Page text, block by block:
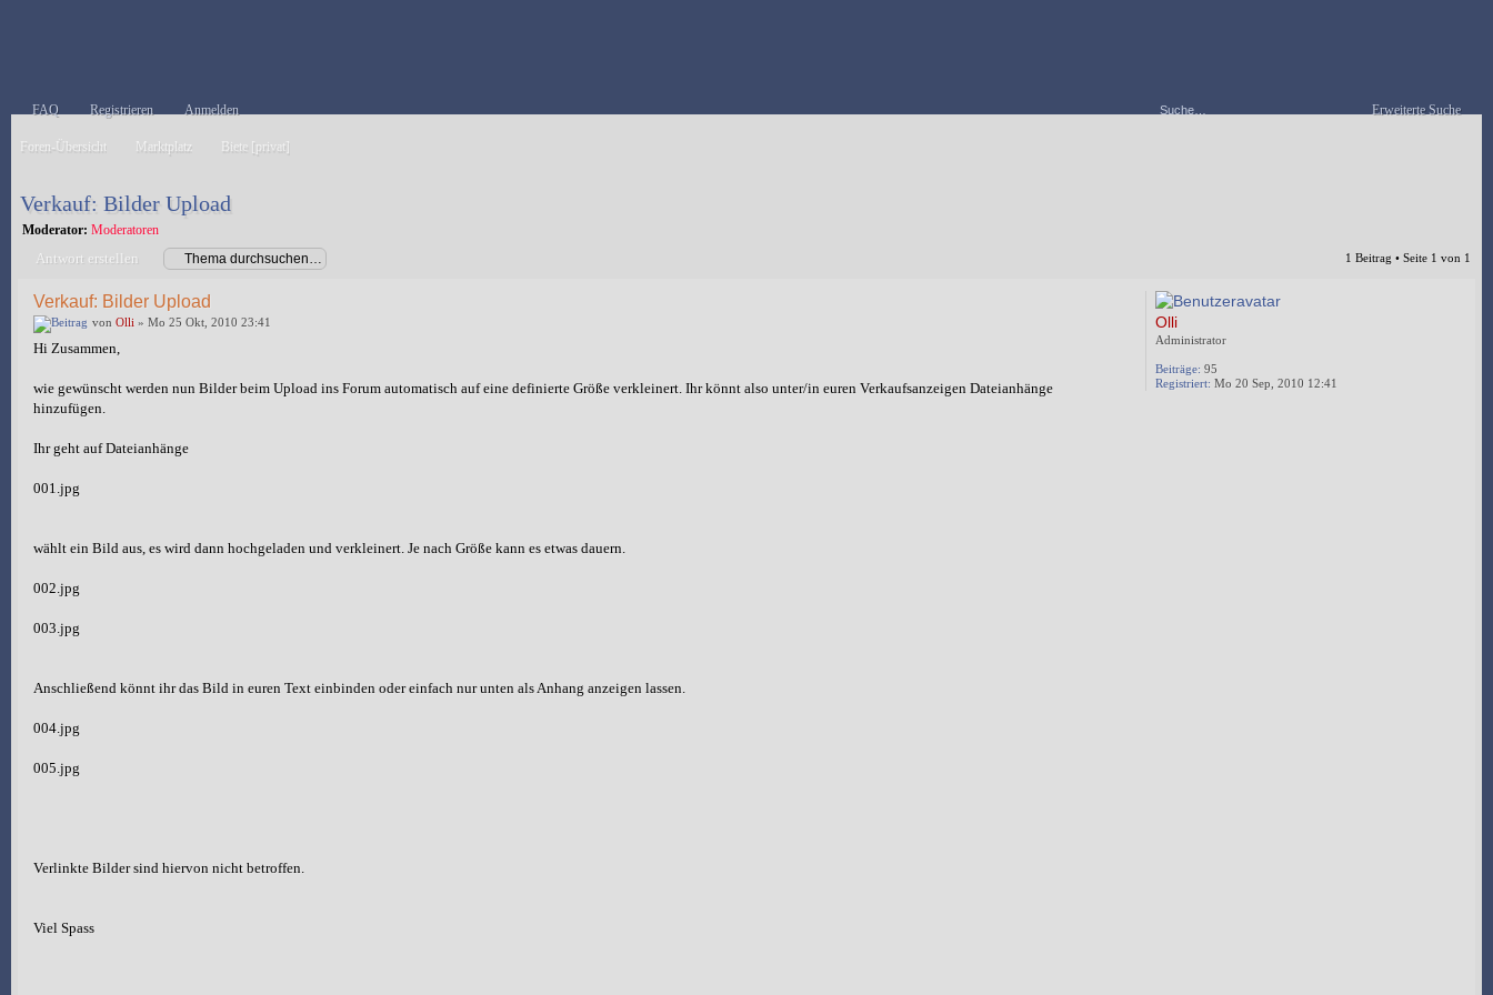
FAQ Registrieren Anmelden Erweiterte Suche
Foren-Übersicht Marktplatz Biete [privat]
Verkauf: Bilder Upload
Moderator: Moderatoren
Antwort erstellen 1 Beitrag • Seite 1 von 1
Verkauf: Bilder Upload
von Olli » Mo 25 Okt, 2010 23:41
Hi Zusammen,
wie gewünscht werden nun Bilder beim Upload ins Forum automatisch auf eine definierte Größe verkleinert. Ihr könnt also unter/in euren Verkaufsanzeigen Dateianhänge
hinzufügen.
Ihr geht auf Dateianhänge
001.jpg
wählt ein Bild aus, es wird dann hochgeladen und verkleinert. Je nach Größe kann es etwas dauern.
002.jpg
003.jpg
Anschließend könnt ihr das Bild in euren Text einbinden oder einfach nur unten als Anhang anzeigen lassen.
004.jpg
005.jpg
Verlinkte Bilder sind hiervon nicht betroffen.
Viel Spass
Olli
Administrator
Beiträge: 95
Registriert: Mo 20 Sep, 2010 12:41